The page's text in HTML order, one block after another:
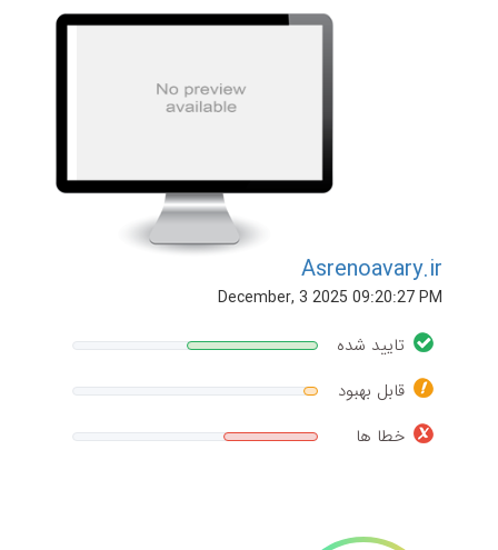
Asrenoavary.ir
December, 3 2025 09:20:27 PM
تایید شده
قابل بهبود
خطا ها